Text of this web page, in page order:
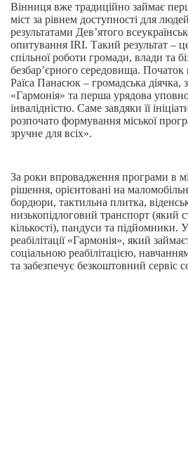
Вінниця вже традиційно займає
міст за рівнем доступності для
результатами Дев’ятого
опитування IRI. Такий результат –
спільної роботи громади, влади та
безбар’єрного середовища.
Раїса Панасюк – громадська діячка,
«Гармонія» та перша урядова
інвалідністю. Саме завдяки її
розпочато формування міської
зручне для всіх».
За роки впровадження програми в
рішення, орієнтовані на
бордюри, тактильна плитка,
низькопідлоговий транспорт (який
кількості), пандуси та підйомники. У
реабілітації «Гармонія», який
соціальною реабілітацією,
та забезпечує безкоштовний сервіс